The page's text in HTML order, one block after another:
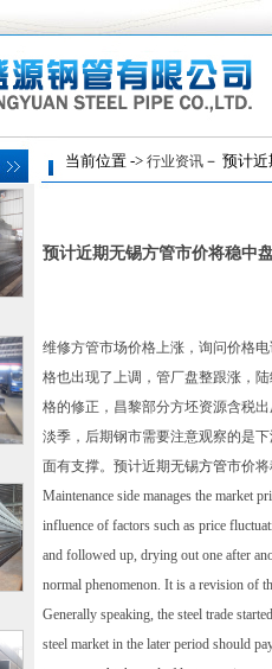
当前位置 -> 行业资讯 － 预计
预计近期无锡方管市价将稳中
维修方管市场价格上涨，询问价格
格也出现了上调，管厂盘整跟涨，
格的修正，昌黎部分方坯资源含税
淡季，后期钢市需要注意观察的是
面有支撑。预计近期无锡方管市价
Maintenance side manages the market
influence of factors such as price
and followed up, drying out one after
normal phenomenon. It is a revision of
Generally speaking, the steel trade
steel market in the later period should